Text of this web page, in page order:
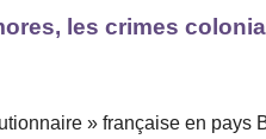
les crimes
» française en pays